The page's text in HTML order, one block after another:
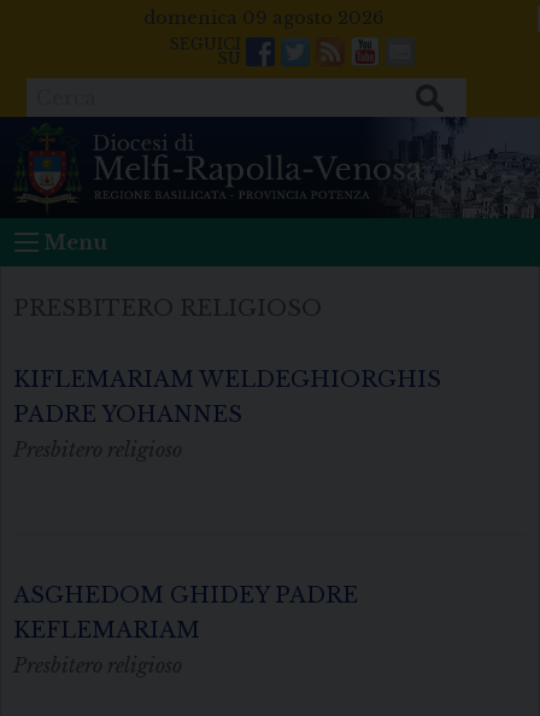
domenica 09 agosto 2026
Facebook
Twitter
FeedsYoutube
Mail
Menu
KIFLEMARIAM WELDEGHIORGHIS
PADRE YOHANNES
Presbitero religioso
ASGHEDOM GHIDEY PADRE
KEFLEMARIAM
Presbitero religioso